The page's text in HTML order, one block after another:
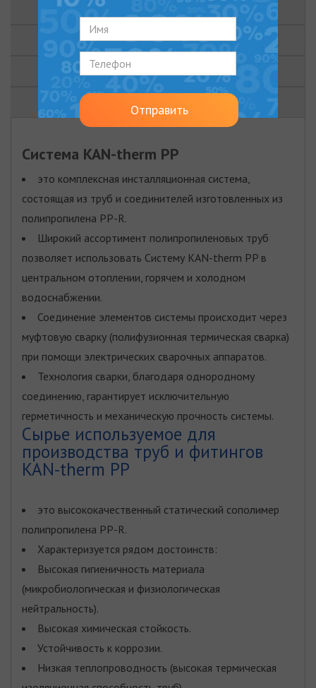
ХАРАКТЕРИСТИКИ
ОТЗЫВЫ (0)
ДОКУМЕНТЫ
Система KAN-therm PP
это комплексная инсталляционная система,
состоящая из труб и соединителей изготовленных из
полипропилена PP-R.
Широкий ассортимент полипропиленовых труб
позволяет использовать Систему KAN-therm PP в
центральном отоплении, горячем и холодном
водоснабжении.
Соединение элементов системы происходит через
муфтовую сварку (полифузионная термическая сварка)
при помощи электрических сварочных аппаратов.
Технология сварки, благодаря однородному
соединению, гарантирует исключительную
герметичность и механическую прочность системы.
Сырье используемое для
производства труб и фитингов
KAN-therm PP
это высококачественный статический сополимер
полипропилена PP-R.
Характеризуется рядом достоинств:
Высокая гигиеничность материалa
(микробиологическая и физиологическая
нейтральность).
Высокая химическая стойкость.
Устойчивость к коррозии.
Низкая теплопроводность (высокая термическая
Отправить